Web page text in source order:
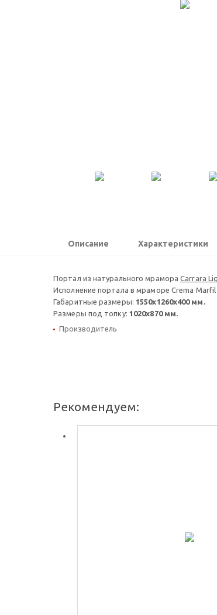
Описание Характеристики
Портал из натурального мрамораCarrara
Исполнение портала в мраморе Crema Marfil
Габаритные размеры: 1550х1260х400 мм.
Размеры под топку: 1020х870 мм.
Производитель
Рекомендуем: